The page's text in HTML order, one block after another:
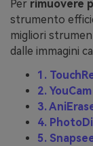
Per rimuovere
strumento
migliori
dalle immagini
1.
2. YouCam
3.
4.
5.